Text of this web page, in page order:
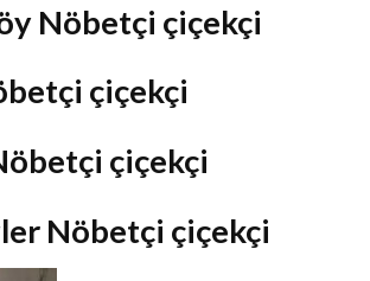
Nöbetçi çiçekçi
çiçekçi
çiçekçi
Nöbetçi çiçekçi